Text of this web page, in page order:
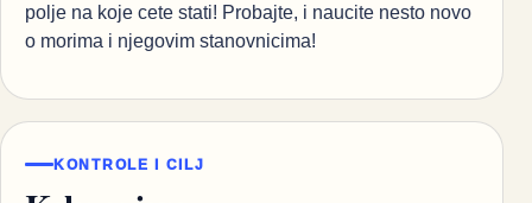
polje na koje cete stati! Probajte, i naucite nesto novo
o morima i njegovim stanovnicima!
KONTROLE I CILJ